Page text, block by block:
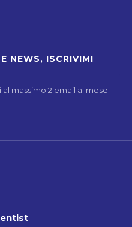
massimo 2 email al mese.